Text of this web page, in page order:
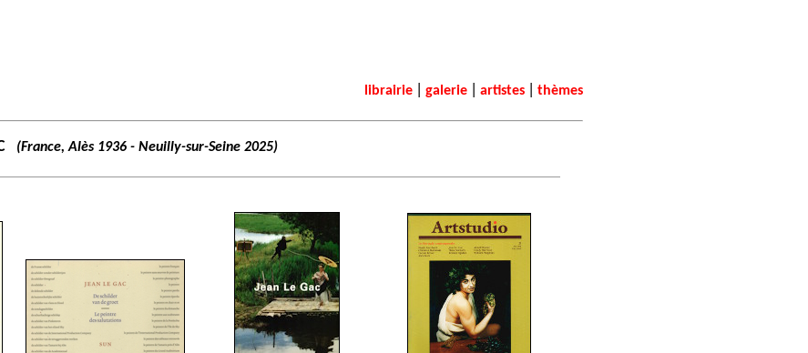
librairie galerie artistes thèmes
(France, Alès 1936 - Neuilly-sur-Seine 2025)